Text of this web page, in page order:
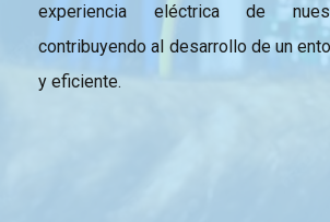
experiencia eléctrica de
contribuyendo al desarrollo de un
y eficiente.